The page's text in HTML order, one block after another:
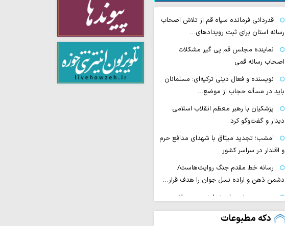
قدردانی فرمانده سپاه قم از تلاش اصحاب
رسانه استان برای ثبت رویدادهای…
نماینده مجلس قم پی گیر مشکلات
اصحاب رسانه قمی
نویسنده و فعال دینی ترکیه‌ای: مسلمانان
باید در مسأله حجاب از موضع…
پزشکیان با رهبر معظم انقلاب اسلامی
دیدار و گفت‌وگو کرد
امشب؛ تجدید میثاق با شهدای مدافع حرم
و اقتدار در سراسر کشور
رسانه‌ خط مقدم جنگ روایت‌هاست/
دشمن ذهن و اراده نسل جوان را هدف قرار…
محرم و صفر، جامعه را در مسیر ولایت
نگه می‌دارد
دکه مطبوعات